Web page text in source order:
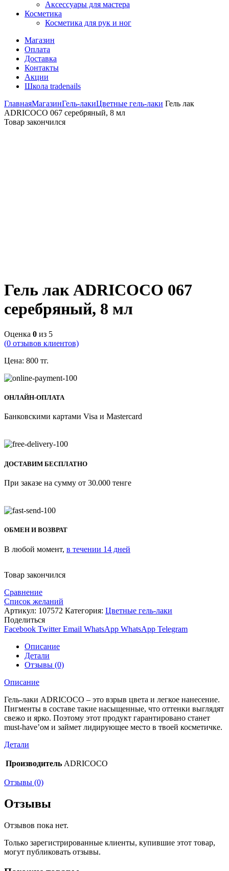
Аксессуары для мастера
Косметика
Косметика для рук и ног
Магазин
Оплата
Доставка
Контакты
Акции
Школа tradenails
ГлавнаяМагазинГель-лакиЦветные гель-лаки Гель лак
ADRICOCO 067 серебряный, 8 мл
Товар закончился
Гель лак ADRICOCO 067
серебряный, 8 мл
Оценка 0 из 5
(0 отзывов клиентов)
Цена: 800 тг.
ОНЛАЙН-ОПЛАТА
Банковскими картами Visa и Mastercard
ДОСТАВИМ БЕСПЛАТНО
При заказе на сумму от 30.000 тенге
ОБМЕН И ВОЗВРАТ
В любой момент, в течении 14 дней
Товар закончился
Сравнение
Список желаний
Артикул: 107572 Категория: Цветные гель-лаки
Поделиться
Facebook Twitter Email WhatsApp WhatsApp Telegram
Описание
Детали
Отзывы (0)
Описание
Гель-лаки ADRICOCO – это взрыв цвета и легкое нанесение.
Пигменты в составе такие насыщенные, что оттенки выглядят
свежо и ярко. Поэтому этот продукт гарантировано станет
must-have’ом и займет лидирующее место в твоей косметичке.
Детали
Производитель ADRICOCO
Отзывы (0)
Отзывы
Отзывов пока нет.
Только зарегистрированные клиенты, купившие этот товар,
могут публиковать отзывы.